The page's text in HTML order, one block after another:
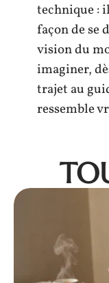
technique :
façon de se
vision du
imaginer,
trajet au
ressemble